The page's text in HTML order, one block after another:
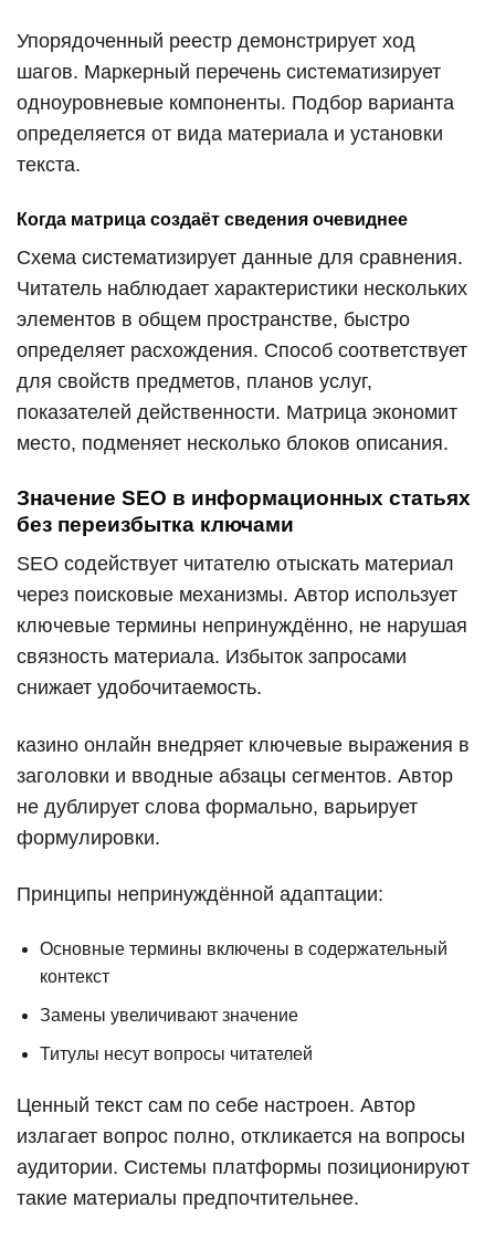
Упорядоченный реестр демонстрирует ход
шагов. Маркерный перечень систематизирует
одноуровневые компоненты. Подбор варианта
определяется от вида материала и установки
текста.
Когда матрица создаёт сведения очевиднее
Схема систематизирует данные для сравнения.
Читатель наблюдает характеристики нескольких
элементов в общем пространстве, быстро
определяет расхождения. Способ соответствует
для свойств предметов, планов услуг,
показателей действенности. Матрица экономит
место, подменяет несколько блоков описания.
Значение SEO в информационных статьях
без переизбытка ключами
SEO содействует читателю отыскать материал
через поисковые механизмы. Автор использует
ключевые термины непринуждённо, не нарушая
связность материала. Избыток запросами
снижает удобочитаемость.
казино онлайн внедряет ключевые выражения в
заголовки и вводные абзацы сегментов. Автор
не дублирует слова формально, варьирует
формулировки.
Принципы непринуждённой адаптации:
Основные термины включены в содержательный
контекст
Замены увеличивают значение
Титулы несут вопросы читателей
Ценный текст сам по себе настроен. Автор
излагает вопрос полно, откликается на вопросы
аудитории. Системы платформы позиционируют
такие материалы предпочтительнее.